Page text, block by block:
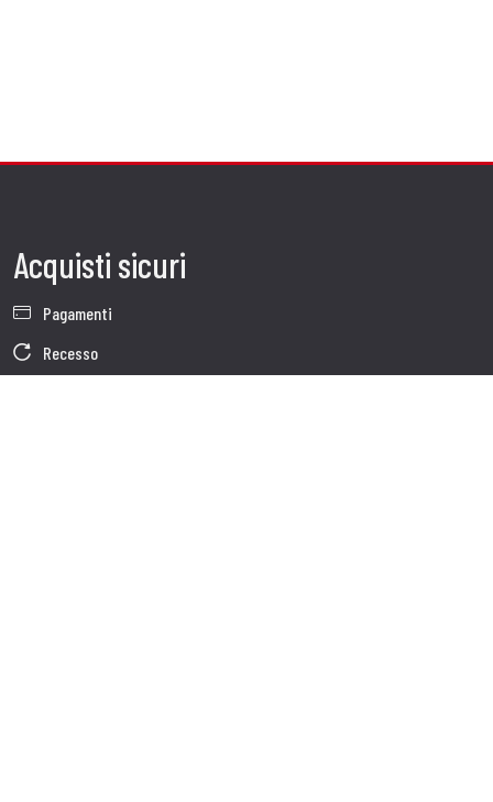
Acquisti sicuri
Pagamenti
Recesso